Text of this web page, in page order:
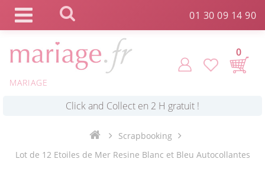
01 30 09 14 90
MARIAGE
0
Commande expédiée en 24h ! *
Scrapbooking
Lot de 12 Etoiles de Mer Resine Blanc et Bleu Autocollantes
Panneau de gestion des cookies